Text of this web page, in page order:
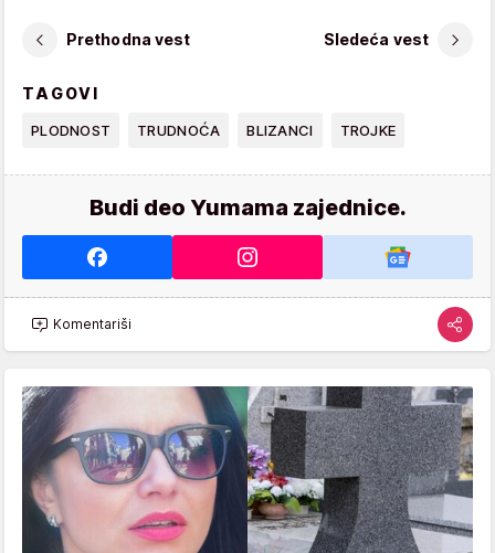
Prethodna vest Sledeća vest
TAGOVI
PLODNOST TRUDNOĆA BLIZANCI TROJKE
Budi deo Yumama zajednice.
Komentariši